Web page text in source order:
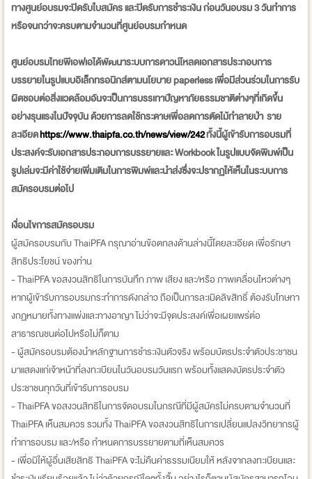
ทางศูนย์อบรมจะปิดรับใบสมัคร และปิดรับการชำระเงิน ก่อนวันอบรม 3 วันทำการ
หรือจนกว่าจะครบตามจำนวนที่ศูนย์อบรมกำหนด
ศูนย์อบรมไทยพีเอฟเอได้พัฒนาระบบการดาวน์โหลดเอกสารประกอบการ
บรรยายในรูปแบบอิเล็กทรอนิกส์ตามนโยบาย paperless เพื่อมีส่วนร่วมในการรับ
ผิดชอบต่อสิ่งแวดล้อมอันจะเป็นการบรรเทาปัญหาภัยธรรมชาติต่างๆที่เกิดขึ้น
อย่างรุนแรงในปัจจุบัน ด้วยการลดใช้กระดาษเพื่อลดการตัดไม้ทำลายป่า ราย
ละเอียดhttps://www.thaipfa.co.th/news/view/242ทั้งนี้ผู้เข้ารับการอบรมที่
ประสงค์จะรับเอกสารประกอบการบรรยายและ Workbook ในรูปแบบจัดพิมพ์เป็น
รูปเล่มจะมีค่าใช้จ่ายเพิ่มเติมในการพิมพ์และนำส่งซึ่งจะปรากฏให้เห็นในระบบการ
สมัครอบรมต่อไป
เงื่อนไขการสมัครอบรม
ผู้สมัครอบรมกับ ThaiPFA กรุณาอ่านข้อตกลงด้านล่างนี้โดยละเอียด เพื่อรักษา
สิทธิประโยชน์ ของท่าน
- ThaiPFA ขอสงวนสิทธิในการบันทึก ภาพ เสียง และ/หรือ ภาพเคลื่อนไหวต่างๆ
หากผู้เข้ารับการอบรมกระทำการดังกล่าว ถือเป็นการละเมิดลิขสิทธิ์ ต้องรับโทษทา
งกฏหมายทั้งทางแพ่งและทางอาญา ไม่ว่าจะมีจุดประสงค์เพื่อเผยแพร่ต่อ
สาธารณชนต่อไปหรือไม่ก็ตาม
- ผู้สมัครอบรมต้องนำหลักฐานการชำระเงินตัวจริง พร้อมบัตรประจำตัวประชาชน
มาแสดงแก่เจ้าหน้าที่ลงทะเบียนในวันอบรมวันแรก พร้อมทั้งแสดงบัตรประจำตัว
ประชาชนทุกวันที่เข้ารับการอบรม
- ThaiPFA ขอสงวนสิทธิในการจัดอบรมในกรณีที่มีผู้สมัครไม่ครบตามจำนวนที่
ThaiPFA เห็นสมควร รวมทั้ง ThaiPFA ขอสงวนสิทธิในการเปลี่ยนแปลงวิทยากรผู้
ทำการอบรม และ/หรือ กำหนดการบรรยายตามที่เห็นสมควร
- เพื่อมิให้ผู้อื่นเสียสิทธิ ThaiPFA จะไม่คืนค่าธรรมเนียมให้ หลังจากลงทะเบียนและ